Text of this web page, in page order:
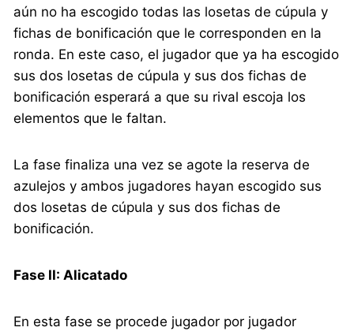
aún no ha escogido todas las losetas de cúpula y
fichas de bonificación que le corresponden en la
ronda. En este caso, el jugador que ya ha escogido
sus dos losetas de cúpula y sus dos fichas de
bonificación esperará a que su rival escoja los
elementos que le faltan.
La fase finaliza una vez se agote la reserva de
azulejos y ambos jugadores hayan escogido sus
dos losetas de cúpula y sus dos fichas de
bonificación.
Fase II: Alicatado
En esta fase se procede jugador por jugador